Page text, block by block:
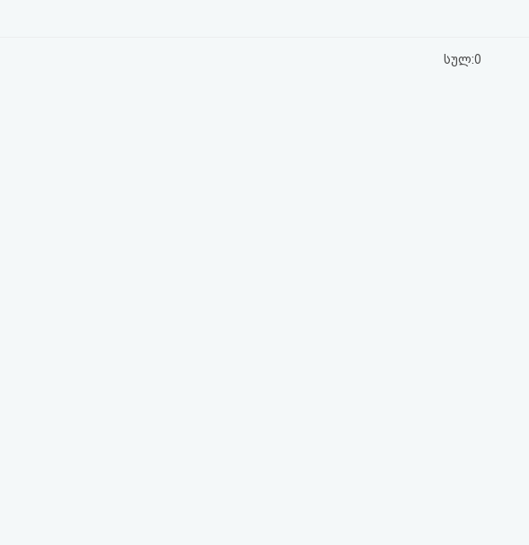
სულ:0